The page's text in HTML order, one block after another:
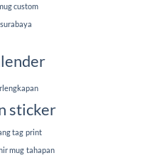
custom
sticker
tag print
mug tahapan